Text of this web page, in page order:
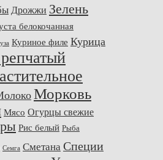
Дрожжи Зелень
белокочанная
Куриное филе Курица
Морковь
Мясо Огурцы свежие
Рис белый Рыба
Семга Сметана Специи